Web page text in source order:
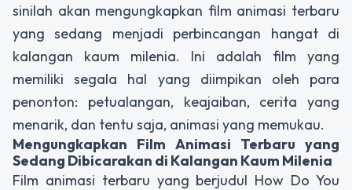
sinilah akan mengungkapkan film animasi terbaru
yang sedang menjadi perbincangan hangat di
kalangan kaum milenia. Ini adalah film yang
memiliki segala hal yang diimpikan oleh para
penonton: petualangan, keajaiban, cerita yang
menarik, dan tentu saja, animasi yang memukau.
Mengungkapkan Film Animasi Terbaru yang
Sedang Dibicarakan di Kalangan Kaum Milenia
Film animasi terbaru yang berjudul How Do You